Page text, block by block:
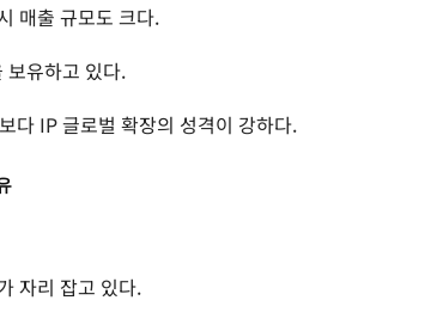
매출 규모도 크다.
보유하고 있다.
다 IP 글로벌 확장의 성격이 강하다.
자리 잡고 있다.